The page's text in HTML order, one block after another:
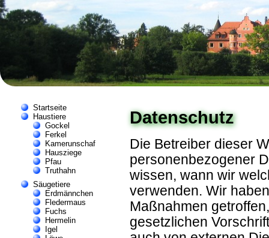
Startseite
Haustiere
Gockel
Ferkel
Kamerunschaf
Hausziege
Pfau
Truthahn
Säugetiere
Erdmännchen
Fledermaus
Fuchs
Hermelin
Igel
Datenschutz
Die Betreiber dieser
personenbezogener
wissen, wann wir
verwenden. Wir
Maßnahmen
gesetzlichen